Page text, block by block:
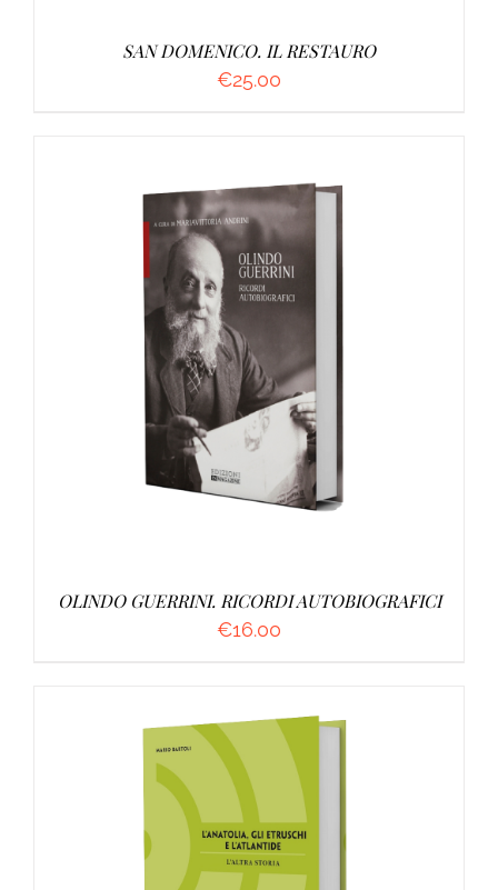
SAN DOMENICO. IL RESTAURO
€25.00
AGGIUNGI AL CARRELLO
OLINDO GUERRINI. RICORDI AUTOBIOGRAFICI
€16.00